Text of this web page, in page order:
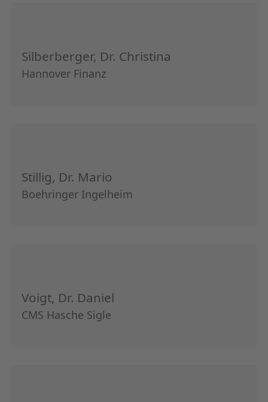
Silberberger, Dr. Christina
Hannover Finanz
Stillig, Dr. Mario
Boehringer Ingelheim
Voigt, Dr. Daniel
CMS Hasche Sigle